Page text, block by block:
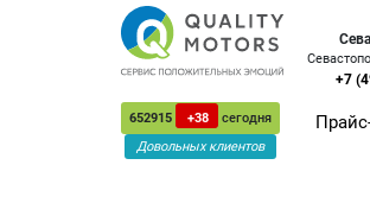
652915 +38
сегодня
Довольных клиентов
+7